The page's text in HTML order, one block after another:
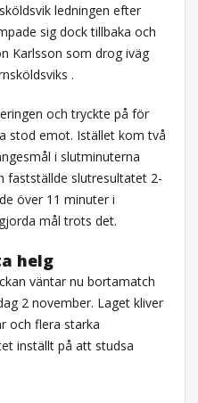
ledningen efter
sig dock tillbaka och
Karlsson som drog iväg
.
och tryckte på för
stod emot. Istället kom två
i slutminuterna
fastställde slutresultatet 2-
över 11 minuter i
mål trots det.
helg
väntar nu bortamatch
2 november. Laget kliver
och flera starka
inställt på att studsa